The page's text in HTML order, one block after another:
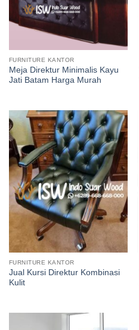
FURNITURE KANTOR
Meja Direktur Minimalis Kayu
Jati Batam Harga Murah
FURNITURE KANTOR
Jual Kursi Direktur Kombinasi
Kulit